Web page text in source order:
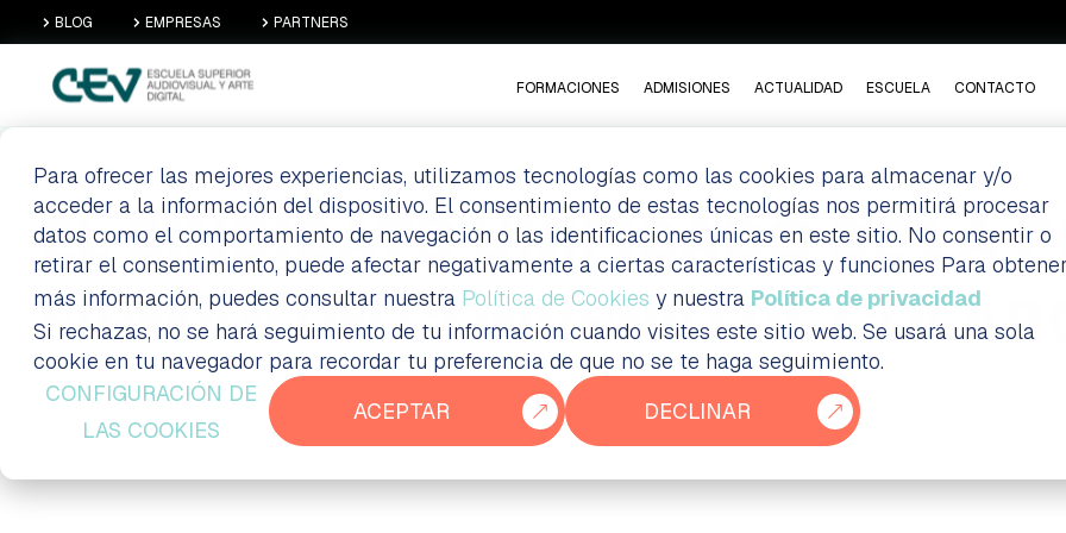
Para ofrecer las mejores experiencias, utilizamos tecnologías como las cookies para almacenar y/o
acceder a la información del dispositivo. El consentimiento de estas tecnologías nos permitirá procesar
datos como el comportamiento de navegación o las identificaciones únicas en este sitio. No consentir o
retirar el consentimiento, puede afectar negativamente a ciertas características y funciones Para
más información, puedes consultar nuestra Política de Cookies y nuestra Política de privacidad
Si rechazas, no se hará seguimiento de tu información cuando visites este sitio web. Se usará una sola
cookie en tu navegador para recordar tu preferencia de que no se te haga seguimiento.
CONFIGURACIÓN DE
LAS COOKIES
ACEPTAR DECLINAR
BLOG EMPRESAS PARTNERS
FORMACIONES ADMISIONES ACTUALIDAD ESCUELA CONTACTO
EL SINDICATO UNIFICADO DE LA
FIRMAN UN CONVENIO DE
Formación a distancia Madrid